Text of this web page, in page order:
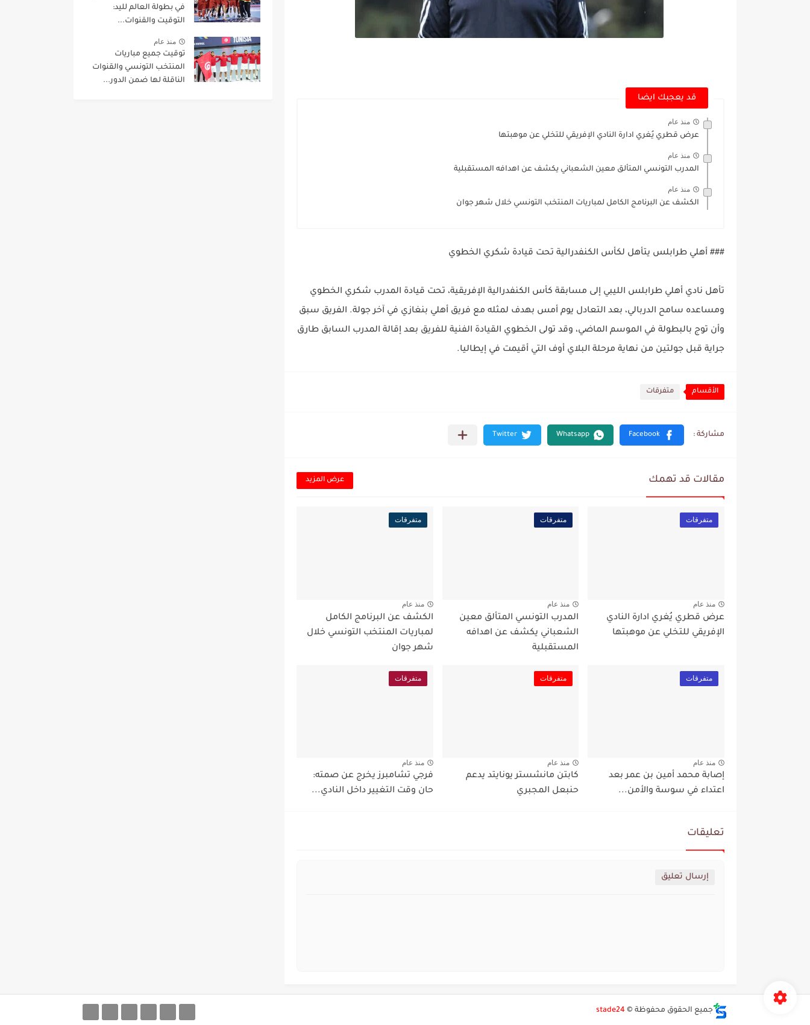
قد يعجبك ايضا
منذ عام
عرض قطري يُغري ادارة النادي الإفريقي للتخلي عن موهبتها
منذ عام
المدرب التونسي المتألق معين الشعباني يكشف عن اهدافه المستقبلية
منذ عام
الكشف عن البرنامج الكامل لمباريات المنتخب التونسي خلال شهر جوان
### أهلي طرابلس يتأهل لكأس الكنفدرالية تحت قيادة شكري الخطوي
تأهل نادي أهلي طرابلس الليبي إلى مسابقة كأس الكنفدرالية الإفريقية، تحت قيادة المدرب شكري الخطوي
ومساعده سامح الدربالي، بعد التعادل يوم أمس بهدف لمثله مع فريق أهلي بنغازي في آخر جولة. الفريق سبق
وأن توج بالبطولة في الموسم الماضي، وقد تولى الخطوي القيادة الفنية للفريق بعد إقالة المدرب السابق طارق
جراية قبل جولتين من نهاية مرحلة البلاي أوف التي أقيمت في إيطاليا.
الأقسام متفرقات
مقالات قد تهمك عرض المزيد
متفرقات
منذ عام
عرض قطري يُغري ادارة النادي
الإفريقي للتخلي عن موهبتها
متفرقات
منذ عام
المدرب التونسي المتألق معين
الشعباني يكشف عن اهدافه
المستقبلية
متفرقات
منذ عام
الكشف عن البرنامج الكامل
لمباريات المنتخب التونسي خلال
شهر جوان
متفرقات
منذ عام
إصابة محمد أمين بن عمر بعد
اعتداء في سوسة والأمن...
متفرقات
منذ عام
كابتن مانشستر يونايتد يدعم
حنبعل المجبري
متفرقات
منذ عام
فرجي تشامبرز يخرج عن صمته:
حان وقت التغيير داخل النادي...
تعليقات
إرسال تعليق
في بطولة العالم لليد:
التوقيت والقنوات...
منذ عام
توقيت جميع مباريات
المنتخب التونسي والقنوات
الناقلة لها ضمن الدور...
جميع الحقوق محفوظة © stade24